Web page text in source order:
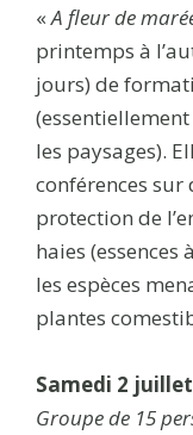
«A fleur de
printemps à
jours) de
les paysages).
conférences sur
protection de
haies (essences
les espèces
plantes
Samedi 2
Groupe de 15